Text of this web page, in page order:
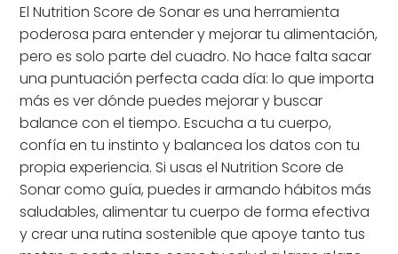
El Nutrition Score de Sonar es una herramienta
poderosa para entender y mejorar tu alimentación,
pero es solo parte del cuadro. No hace falta sacar
una puntuación perfecta cada día: lo que importa
más es ver dónde puedes mejorar y buscar
balance con el tiempo. Escucha a tu cuerpo,
confía en tu instinto y balancea los datos con tu
propia experiencia. Si usas el Nutrition Score de
Sonar como guía, puedes ir armando hábitos más
saludables, alimentar tu cuerpo de forma efectiva
y crear una rutina sostenible que apoye tanto tus